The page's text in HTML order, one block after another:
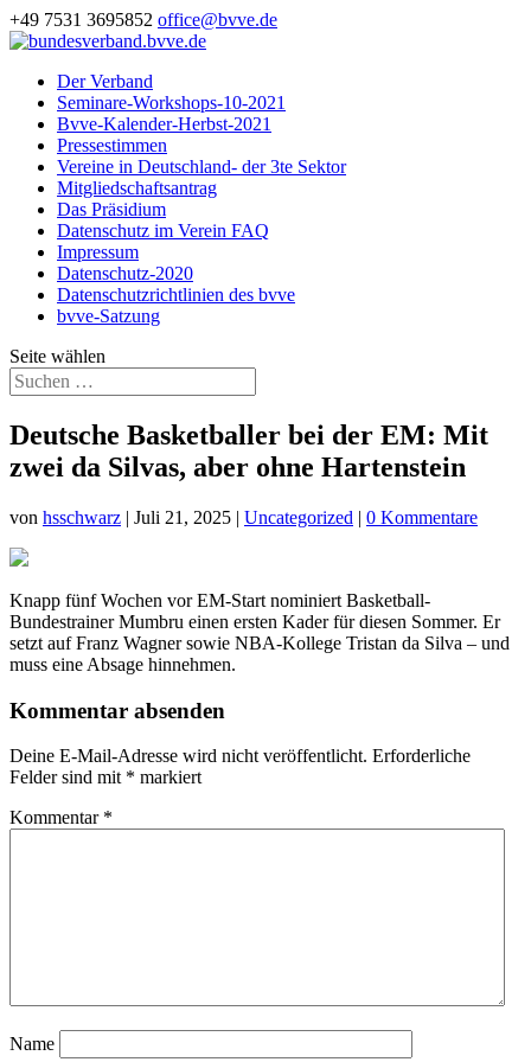
+49 7531 3695852 office@bvve.de
Der Verband
Seminare-Workshops-10-2021
Bvve-Kalender-Herbst-2021
Pressestimmen
Vereine in Deutschland- der 3te Sektor
Mitgliedschaftsantrag
Das Präsidium
Datenschutz im Verein FAQ
Impressum
Datenschutz-2020
Datenschutzrichtlinien des bvve
bvve-Satzung
Seite wählen
Deutsche Basketballer bei der EM: Mit
zwei da Silvas, aber ohne Hartenstein
von hsschwarz | Juli 21, 2025 | Uncategorized | 0 Kommentare
Knapp fünf Wochen vor EM-Start nominiert Basketball-
Bundestrainer Mumbru einen ersten Kader für diesen Sommer. Er
setzt auf Franz Wagner sowie NBA-Kollege Tristan da Silva – und
muss eine Absage hinnehmen.
Kommentar absenden
Deine E-Mail-Adresse wird nicht veröffentlicht. Erforderliche
Felder sind mit * markiert
Kommentar *
Name